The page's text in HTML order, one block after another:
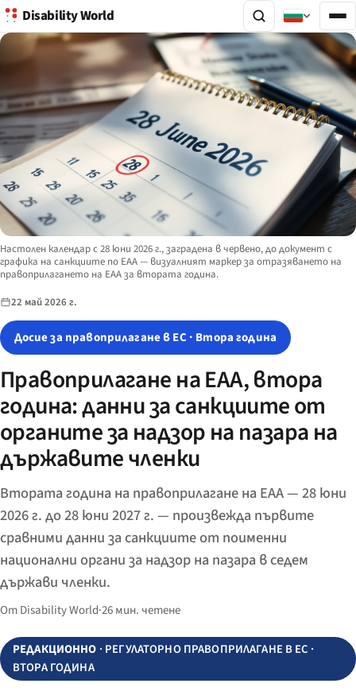
Disability World
Image description:
Настолен календар с 28 юни 2026 г., заградена в червено, до документ с
графика на санкциите по EAA — визуалният маркер за отразяването на
правоприлагането на EAA за втората година.
22 май 2026 г.
Досие за правоприлагане в ЕС · Втора година
Правоприлагане на EAA, втора
година: данни за санкциите от
органите за надзор на пазара на
държавите членки
Втората година на правоприлагане на EAA — 28 юни
2026 г. до 28 юни 2027 г. — произвежда първите
сравними данни за санкциите от поименни
национални органи за надзор на пазара в седем
държави членки.
От Disability World·26 мин. четене
РЕДАКЦИОННО · РЕГУЛАТОРНО ПРАВОПРИЛАГАНЕ В ЕС ·
ВТОРА ГОДИНА